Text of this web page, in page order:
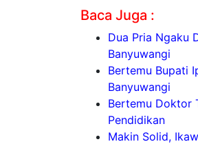
Baca Juga :
Dua Pria Ngaku
Banyuwangi
Bertemu Bupati
Banyuwangi
Bertemu Doktor
Pendidikan
Makin Solid,